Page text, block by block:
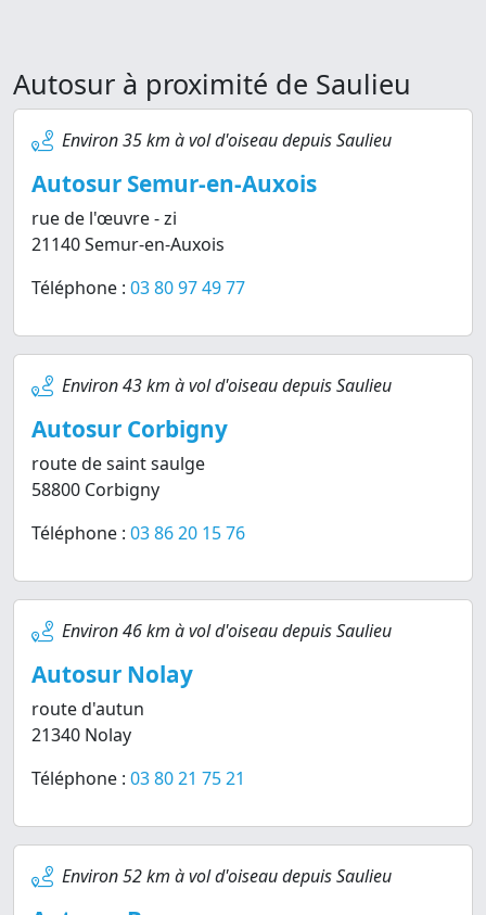
Autosur à proximité de Saulieu
Environ 35 km à vol d'oiseau depuis Saulieu
Autosur Semur-en-Auxois
rue de l'œuvre - zi
21140 Semur-en-Auxois
Téléphone : 03 80 97 49 77
Environ 43 km à vol d'oiseau depuis Saulieu
Autosur Corbigny
route de saint saulge
58800 Corbigny
Téléphone : 03 86 20 15 76
Environ 46 km à vol d'oiseau depuis Saulieu
Autosur Nolay
route d'autun
21340 Nolay
Téléphone : 03 80 21 75 21
Environ 52 km à vol d'oiseau depuis Saulieu